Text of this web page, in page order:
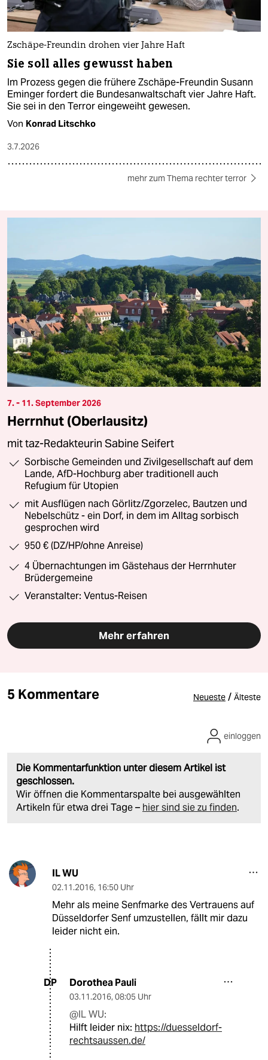
Zschäpe-Freundin drohen vier Jahre Haft
Sie soll alles gewusst haben
Im Prozess gegen die frühere Zschäpe-Freundin Susann
Eminger fordert die Bundesanwaltschaft vier Jahre Haft.
Sie sei in den Terror eingeweiht gewesen.
Von Konrad Litschko
3.7.2026
mehr zum Thema rechter terror
7. - 11. September 2026
Herrnhut (Oberlausitz)
mit taz-Redakteurin Sabine Seifert
Sorbische Gemeinden und Zivilgesellschaft auf dem
Lande, AfD-Hochburg aber traditionell auch
Refugium für Utopien
mit Ausflügen nach Görlitz/Zgorzelec, Bautzen und
Nebelschütz - ein Dorf, in dem im Alltag sorbisch
gesprochen wird
950 € (DZ/HP/ohne Anreise)
4 Übernachtungen im Gästehaus der Herrnhuter
Brüdergemeine
Veranstalter: Ventus-Reisen
Mehr erfahren
5 Kommentare Neueste / Älteste
Die Kommentarfunktion unter diesem Artikel ist
geschlossen.
Wir öffnen die Kommentarspalte bei ausgewählten
Artikeln für etwa drei Tage – hier sind sie zu finden.
einloggen
IL WU
02.11.2016, 16:50 Uhr
Mehr als meine Senfmarke des Vertrauens auf
Düsseldorfer Senf umzustellen, fällt mir dazu
leider nicht ein.
DP Dorothea Pauli
03.11.2016, 08:05 Uhr
@IL WU:
Hilft leider nix: https://duesseldorf-
rechtsaussen.de/